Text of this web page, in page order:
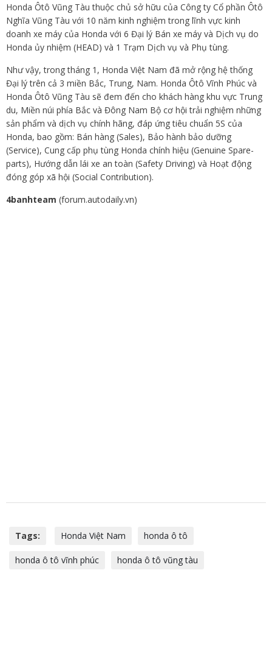
Honda Ôtô Vũng Tàu thuộc chủ sở hữu của Công ty Cổ phần Ôtô
Nghĩa Vũng Tàu với 10 năm kinh nghiệm trong lĩnh vực kinh
doanh xe máy của Honda với 6 Đại lý Bán xe máy và Dịch vụ do
Honda ủy nhiệm (HEAD) và 1 Trạm Dịch vụ và Phụ tùng.
Như vậy, trong tháng 1, Honda Việt Nam đã mở rộng hệ thống
Đại lý trên cả 3 miền Bắc, Trung, Nam. Honda Ôtô Vĩnh Phúc và
Honda Ôtô Vũng Tàu sẽ đem đến cho khách hàng khu vực Trung
du, Miền núi phía Bắc và Đông Nam Bộ cơ hội trải nghiệm những
sản phẩm và dịch vụ chính hãng, đáp ứng tiêu chuẩn 5S của
Honda, bao gồm: Bán hàng (Sales), Bảo hành bảo dưỡng
(Service), Cung cấp phụ tùng Honda chính hiệu (Genuine Spare-
parts), Hướng dẫn lái xe an toàn (Safety Driving) và Hoạt động
đóng góp xã hội (Social Contribution).
4banhteam (forum.autodaily.vn)
Tags: Honda Việt Nam honda ô tô
honda ô tô vĩnh phúc honda ô tô vũng tàu